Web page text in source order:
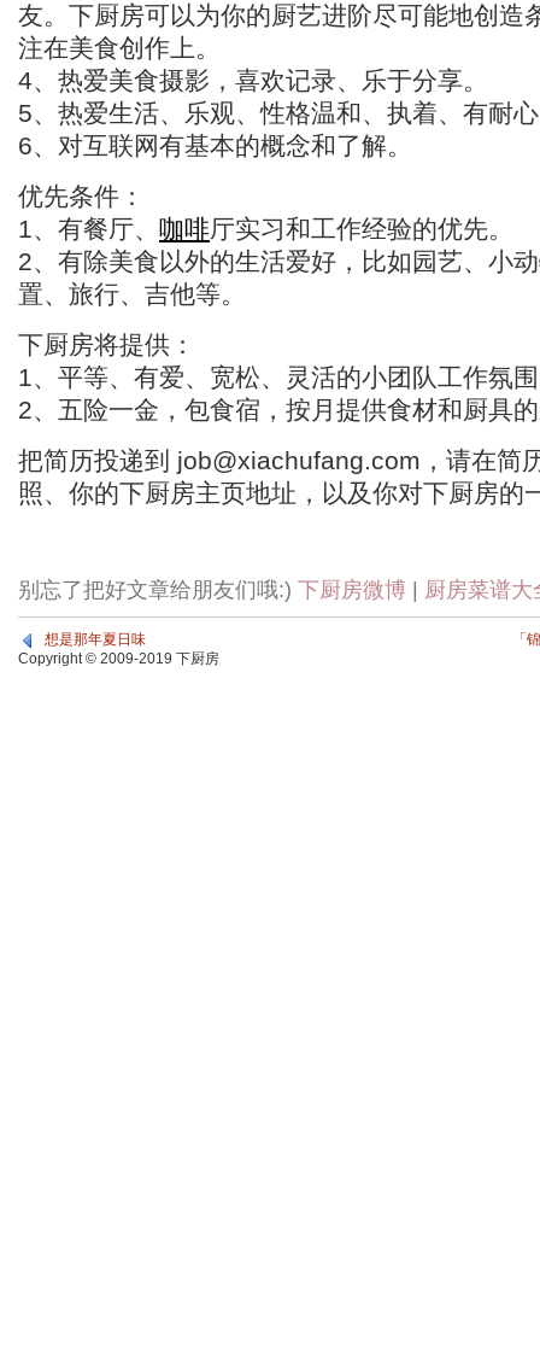
友。下厨房可以为你的厨艺进阶尽可能地创造
注在美食创作上。
4、热爱美食摄影，喜欢记录、乐于分享。
5、热爱生活、乐观、性格温和、执着、有耐
6、对互联网有基本的概念和了解。
优先条件：
1、有餐厅、 咖啡厅实习和工作经验的优先。
2、有除美食以外的生活爱好，比如园艺、小
置、旅行、吉他等。
下厨房将提供：
1、平等、有爱、宽松、灵活的小团队工作氛
2、五险一金，包食宿，按月提供食材和厨具
把简历投递到 job@xiachufang.com，请在简
照、你的下厨房主页地址，以及你对下厨房的
别忘了把好文章给朋友们哦:) 下厨房微博 厨房菜谱大
想是那年夏日味
「
Copyright © 2009-2019 下厨房